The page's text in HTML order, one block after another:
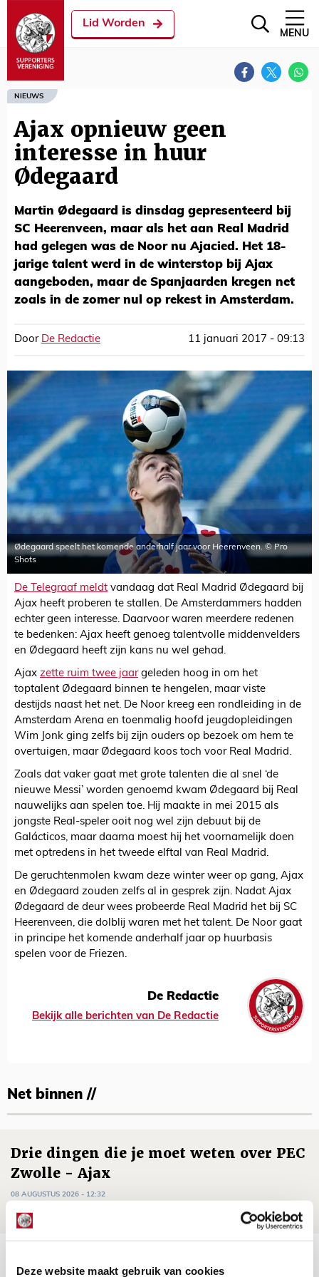
Deze website maakt gebruik van cookies
Lid Worden
MENU
NIEUWS
Ajax opnieuw geen
interesse in huur
Ødegaard
Martin Ødegaard is dinsdag gepresenteerd bij
SC Heerenveen, maar als het aan Real Madrid
had gelegen was de Noor nu Ajacied. Het 18-
jarige talent werd in de winterstop bij Ajax
aangeboden, maar de Spanjaarden kregen net
zoals in de zomer nul op rekest in Amsterdam.
Door De Redactie 11 januari 2017 - 09:13
Ødegaard speelt het komende anderhalf jaar voor Heerenveen. © Pro
Shots
De Telegraaf meldt vandaag dat Real Madrid Ødegaard bij
Ajax heeft proberen te stallen. De Amsterdammers hadden
echter geen interesse. Daarvoor waren meerdere redenen
te bedenken: Ajax heeft genoeg talentvolle middenvelders
en Ødegaard heeft zijn kans nu wel gehad.
Ajax zette ruim twee jaargeleden hoog in om het
toptalent Ødegaard binnen te hengelen, maar viste
destijds naast het net. De Noor kreeg een rondleiding in de
Amsterdam Arena en toenmalig hoofd jeugdopleidingen
Wim Jonk ging zelfs bij zijn ouders op bezoek om hem te
overtuigen, maar Ødegaard koos toch voor Real Madrid.
Zoals dat vaker gaat met grote talenten die al snel ‘de
nieuwe Messi’ worden genoemd kwam Ødegaard bij Real
nauwelijks aan spelen toe. Hij maakte in mei 2015 als
jongste Real-speler ooit nog wel zijn debuut bij de
Galácticos, maar daarna moest hij het voornamelijk doen
met optredens in het tweede elftal van Real Madrid.
De geruchtenmolen kwam deze winter weer op gang, Ajax
en Ødegaard zouden zelfs al in gesprek zijn. Nadat Ajax
Ødegaard de deur wees probeerde Real Madrid het bij SC
Heerenveen, die dolblij waren met het talent. De Noor gaat
in principe het komende anderhalf jaar op huurbasis
spelen voor de Friezen.
De Redactie
Bekijk alle berichten van De Redactie
Net binnen //
Drie dingen die je moet weten over PEC
Zwolle - Ajax
08 AUGUSTUS 2026 - 12:32
NIEUWS